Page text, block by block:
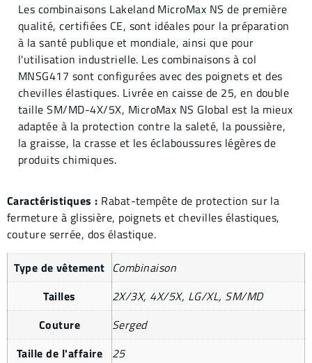
Les combinaisons Lakeland MicroMax NS de première
qualité, certifiées CE, sont idéales pour la préparation
à la santé publique et mondiale, ainsi que pour
l'utilisation industrielle. Les combinaisons à col
MNSG417 sont configurées avec des poignets et des
chevilles élastiques. Livrée en caisse de 25, en double
taille SM/MD-4X/5X, MicroMax NS Global est la mieux
adaptée à la protection contre la saleté, la poussière,
la graisse, la crasse et les éclaboussures légères de
produits chimiques.
Caractéristiques : Rabat-tempête de protection sur la
fermeture à glissière, poignets et chevilles élastiques,
couture serrée, dos élastique.
Type de vêtement Combinaison
Tailles
2X/3X, 4X/5X, LG/XL, SM/MD
Couture
Serged
Taille de l'affaire
25